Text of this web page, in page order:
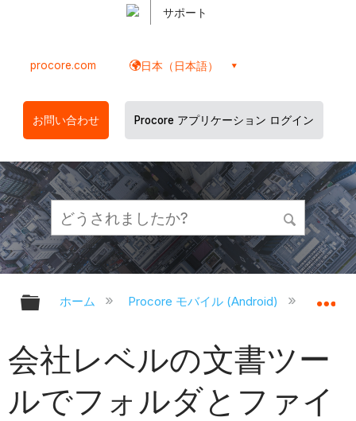
サポート
procore.com 日本（日本語）
お問い合わせ Procore アプリケーション ログイン
グローバル階層を展開/折りたたむ
ホーム Procore モバイル (Android)
会社レベルの文書ツー
ルでフォルダとファイ